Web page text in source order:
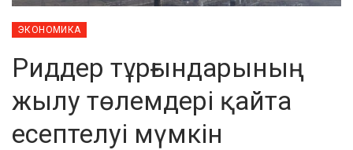
ЭКОНОМИКА
Риддер тұрғындарының
жылу төлемдері қайта
есептелуі мүмкін